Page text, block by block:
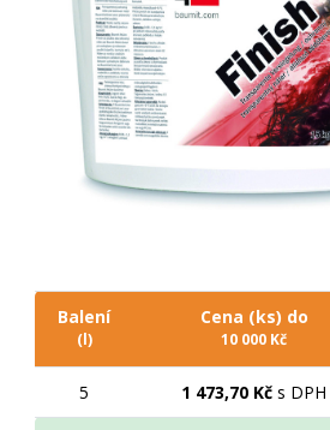
Balení
(l)
Cena (ks) do
10 000 Kč
5 1 473,70 Kč s DPH